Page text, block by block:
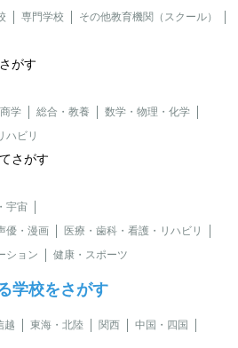
専門学校
その他教育機関（スクール）
がす
学 総合・教養
数学・物理・化学
ハビリ
さがす
宇宙
優・漫画
医療・歯科・看護・リハビリ
ション
健康・スポーツ
学校をさがす
越 東海・北陸 関西
中国・四国